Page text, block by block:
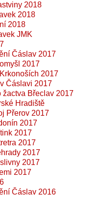
2018
2018
2018
JMK
Čáslav 2017
2017
2017
Čáslavi 2017
žactva Břeclav 2017
Hradiště
Přerov 2017
2017
2017
2017
2017
2017
2017
Čáslav 2016